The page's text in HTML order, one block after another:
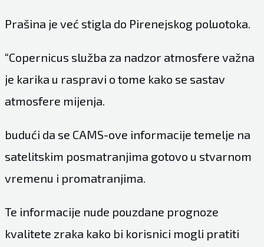
Prašina je već stigla do Pirenejskog poluotoka.
“Copernicus služba za nadzor atmosfere važna
je karika u raspravi o tome kako se sastav
atmosfere mijenja.
budući da se CAMS-ove informacije temelje na
satelitskim posmatranjima gotovo u stvarnom
vremenu i promatranjima.
Te informacije nude pouzdane prognoze
kvalitete zraka kako bi korisnici mogli pratiti